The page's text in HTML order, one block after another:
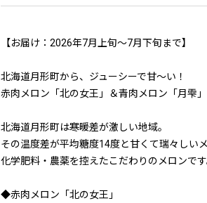
【お届け：2026年7月上旬～7月下旬まで】
北海道月形町から、ジューシーで甘～い！
赤肉メロン「北の女王」＆青肉メロン「月雫」
北海道月形町は寒暖差が激しい地域。
その温度差が平均糖度14度と甘くて瑞々しい
化学肥料・農薬を控えたこだわりのメロンです
◆赤肉メロン「北の女王」